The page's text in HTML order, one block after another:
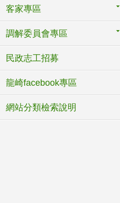
客家專區
調解委員會專區
民政志工招募
龍崎facebook專區
網站分類檢索說明